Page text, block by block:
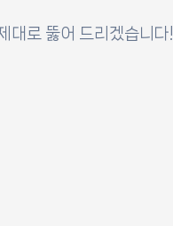
대로 뚫어 드리겠습니다!